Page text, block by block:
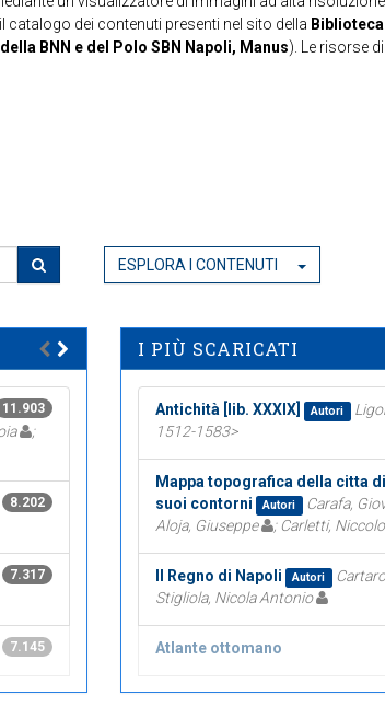
dei contenuti presenti nel sito della
della BNN e del Polo SBN Napoli, Manus). Le risorse
ESPLORA I CONTENUTI
11.903
;
8.202
7.317
7.145
I PIÙ SCARICATI
Antichità [lib. XXXIX] Autori
1512-1583>
Mappa topografica della citta
suoi contorni
Autori Carafa,
Aloja, Giuseppe
; Carletti, Niccolo
Il Regno di Napoli Autori
Stigliola, Nicola Antonio
Atlante ottomano